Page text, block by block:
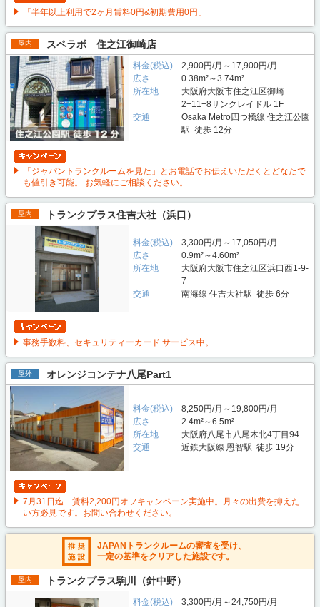
「半年以上利用で2ヶ月賃料0円&初期費用0円」
屋内 スペラボ 住之江御崎店
料金(税込)
2,900円/月～17,900円/月
広さ
0.38m²～3.74m²
所在地
大阪府大阪市住之江区御崎
2−11−8サンクレイドル 1F
交通
Osaka Metro四つ橋線 住之江公園
駅 徒歩 12分
「ジャパントランクルームを見た」とお電話でお伝えいただくとどなたで
も値引き可能。 お気軽にご相談ください。
屋内 トランクプラス住吉大社（浜口）
料金(税込)
3,300円/月～17,050円/月
広さ
0.9m²～4.60m²
所在地
大阪府大阪市住之江区浜口西1-9-
7
交通
南海線 住吉大社駅 徒歩 6分
事務手数料、セキュリティーカード サービス中。
屋外 オレンジコンテナ八尾Part1
料金(税込)
8,250円/月～19,800円/月
広さ
2.4m²～6.5m²
所在地
大阪府八尾市八尾木北4丁目94
交通
近鉄大阪線 恩智駅 徒歩 19分
7月31日迄 賃料2,200円オフキャンペーン実施中。月々の出費を抑えた
い方必見です。お問い合わせください。
JAPANトランクルームの審査を受け、
一定の基準をクリアした施設です。
屋内 トランクプラス駒川（針中野）
料金(税込)
3,300円/月～24,750円/月